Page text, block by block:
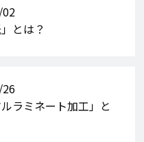
とは？
ルラミネート加工」と